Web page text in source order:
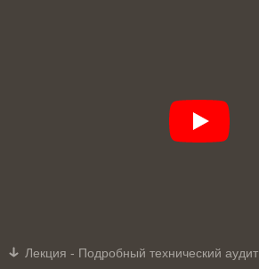
Лекция - Подробный технический аудит